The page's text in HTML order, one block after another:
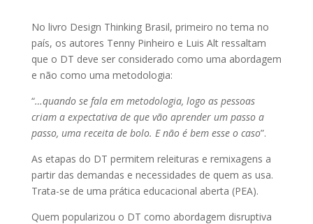
No livro Design Thinking Brasil, primeiro no tema no
país, os autores Tenny Pinheiro e Luis Alt ressaltam
que o DT deve ser considerado como uma abordagem
e não como uma metodologia:
“…quando se fala em metodologia, logo as pessoas
criam a expectativa de que vão aprender um passo a
passo, uma receita de bolo. E não é bem esse o caso”.
As etapas do DT permitem releituras e remixagens a
partir das demandas e necessidades de quem as usa.
Trata-se de uma prática educacional aberta (PEA).
Quem popularizou o DT como abordagem disruptiva